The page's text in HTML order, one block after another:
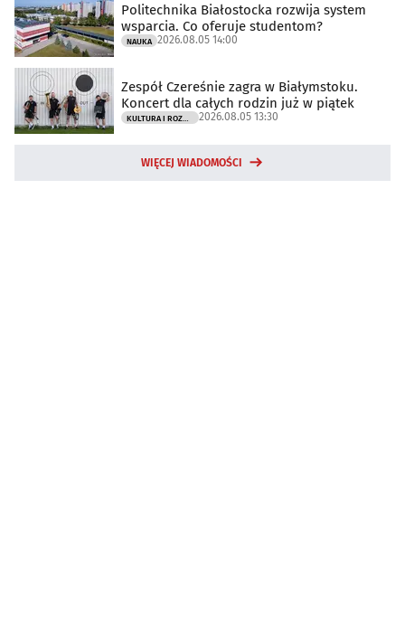
Politechnika Białostocka rozwija system
wsparcia. Co oferuje studentom?
NAUKA 2026.08.05 14:00
Zespół Czereśnie zagra w Białymstoku.
Koncert dla całych rodzin już w piątek
2026.08.05 13:30
WIĘCEJ WIADOMOŚCI